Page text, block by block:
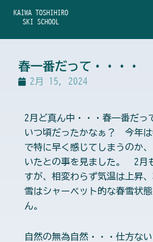
KAIWA TOSHIHIRO
SKI SCHOOL
春一番だって・・・・
2月 15, 2024
2月ど真ん中・・・春一番だ
いつ頃だったかなぁ？ 今年
で特に早く感じてしまうのか
いたとの事を見ました。 2月
すが、相変わらず気温は上昇
雪はシャーベット的な春雪状
ん。
自然の無為自然・・・仕方な